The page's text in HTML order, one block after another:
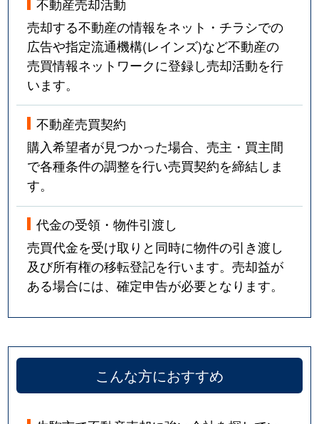
売却する不動産の情報をネット・チラシでの
広告や指定流通機構(レインズ)など不動産の
売買情報ネットワークに登録し売却活動を行
います。
不動産売買契約
購入希望者が見つかった場合、売主・買主間
で各種条件の調整を行い売買契約を締結しま
す。
代金の受領・物件引渡し
売買代金を受け取りと同時に物件の引き渡し
及び所有権の移転登記を行います。売却益が
ある場合には、確定申告が必要となります。
こんな方におすすめ